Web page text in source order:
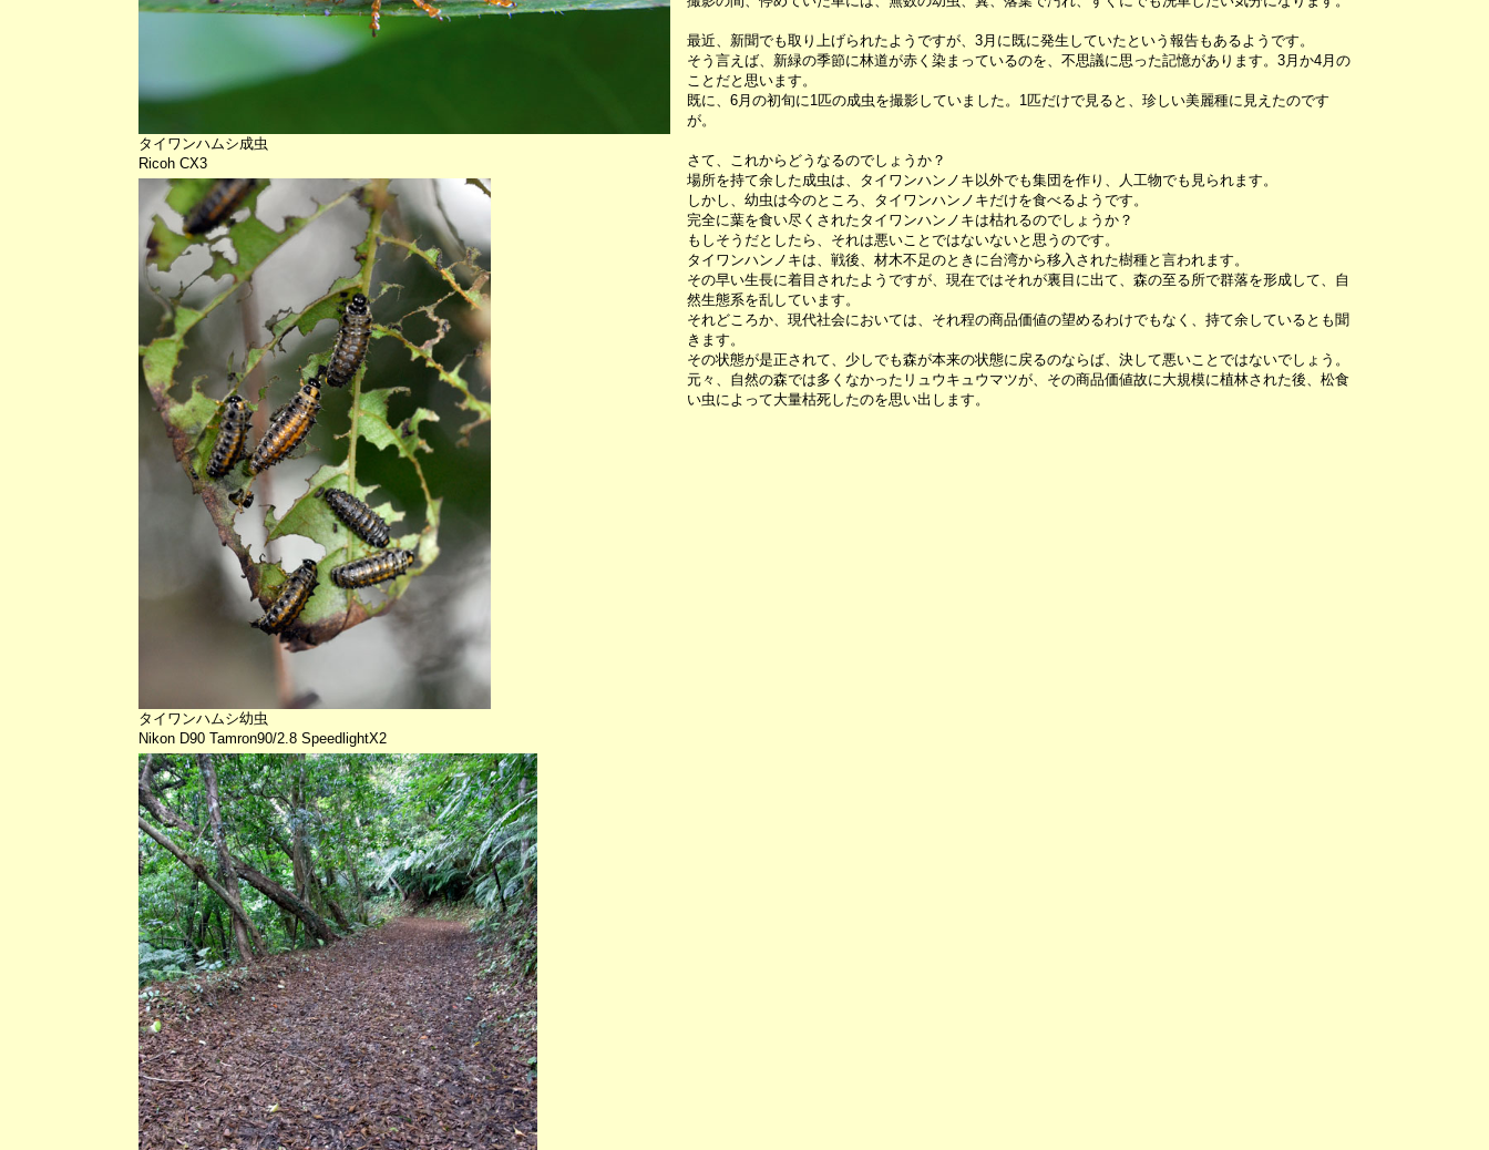
タイワンハムシ成虫
Ricoh CX3
タイワンハムシ幼虫
Nikon D90 Tamron90/2.8 SpeedlightX2
最近、新聞でも取り上げられたようですが、3月に既に発生していたという報告もあるようです。
そう言えば、新緑の季節に林道が赤く染まっているのを、不思議に思った記憶があります。3月か4月の
ことだと思います。
既に、6月の初旬に1匹の成虫を撮影していました。1匹だけで見ると、珍しい美麗種に見えたのです
が。
さて、これからどうなるのでしょうか？
場所を持て余した成虫は、タイワンハンノキ以外でも集団を作り、人工物でも見られます。
しかし、幼虫は今のところ、タイワンハンノキだけを食べるようです。
完全に葉を食い尽くされたタイワンハンノキは枯れるのでしょうか？
もしそうだとしたら、それは悪いことではないないと思うのです。
タイワンハンノキは、戦後、材木不足のときに台湾から移入された樹種と言われます。
その早い生長に着目されたようですが、現在ではそれが裏目に出て、森の至る所で群落を形成して、自
然生態系を乱しています。
それどころか、現代社会においては、それ程の商品価値の望めるわけでもなく、持て余しているとも聞
きます。
その状態が是正されて、少しでも森が本来の状態に戻るのならば、決して悪いことではないでしょう。
元々、自然の森では多くなかったリュウキュウマツが、その商品価値故に大規模に植林された後、松食
い虫によって大量枯死したのを思い出します。